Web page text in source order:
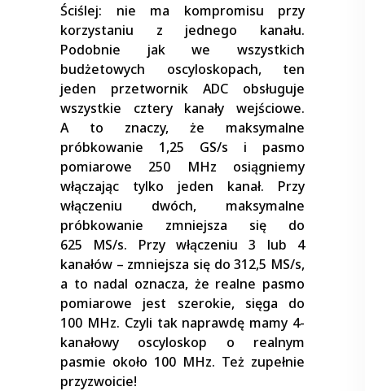
Ściślej: nie ma kompromisu przy
korzystaniu z jednego kanału.
Podobnie jak we wszystkich
budżetowych oscyloskopach, ten
jeden przetwornik ADC obsługuje
wszystkie cztery kanały wejściowe.
A to znaczy, że maksymalne
próbkowanie 1,25 GS/s i pasmo
pomiarowe 250 MHz osiągniemy
włączając tylko jeden kanał. Przy
włączeniu dwóch, maksymalne
próbkowanie zmniejsza się do
625 MS/s. Przy włączeniu 3 lub 4
kanałów – zmniejsza się do 312,5 MS/s,
a to nadal oznacza, że realne pasmo
pomiarowe jest szerokie, sięga do
100 MHz. Czyli tak naprawdę mamy 4-
kanałowy oscyloskop o realnym
pasmie około 100 MHz. Też zupełnie
przyzwoicie!